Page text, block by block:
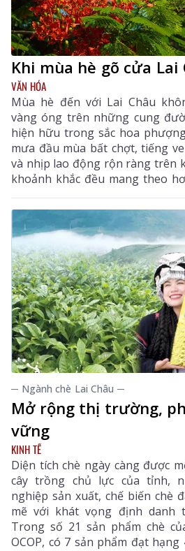
Khi mùa hè gõ cửa Lai
VĂN HÓA
Mùa hè đến với Lai Châu
vàng óng trên những cung
hiện hữu trong sắc hoa
mưa đầu mùa bất chợt, tiếng
và nhịp lao động rộn ràng trên
khoảnh khắc đều mang theo
Bắc, tạo nên bức tranh mùa hè
─ Ngành chè Lai Châu ─
Mở rộng thị trường,
vững
KINH TẾ
Diện tích chè ngày càng được
cây trồng chủ lực của tỉnh,
nghiệp sản xuất, chế biến chè
mẽ với khát vọng định danh
Trong số 21 sản phẩm chè
OCOP, có 7 sản phẩm đạt hạng